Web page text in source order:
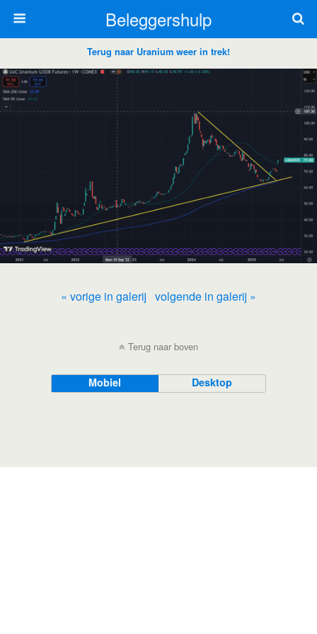
Beleggershulp
Terug naar Uranium weer in trek!
« vorige in galerij volgende in galerij »
Terug naar boven
Mobiel Desktop